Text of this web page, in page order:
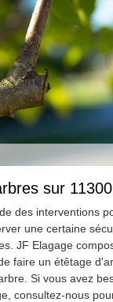
sur 11300
des interventions
une certaine
JF Elagage
faire un étêtage
Si vous avez
consultez-nous